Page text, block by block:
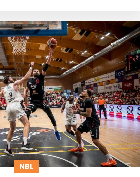
NBL